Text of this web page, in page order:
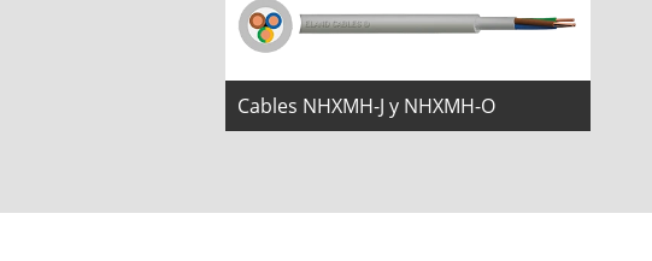
Cables NHXMH-J y NHXMH-O